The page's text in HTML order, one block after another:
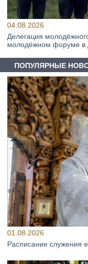
04.08.2026
Делегация
молодёжном форуме в
ПОПУЛЯРНЫЕ
01.08.2026
Расписание служения